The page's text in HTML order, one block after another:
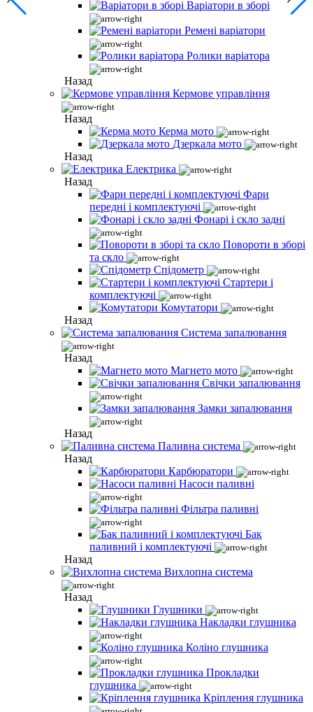
Варіатори в зборі
Ремені варіатори
Ролики варіатора
Назад
Кермове управління
Назад
Керма мото
Дзеркала мото
Назад
Електрика
Назад
Фари
передні і комплектуючі
Фонарі і скло задні
Повороти в зборі
та скло
Спідометр
Стартери і
комплектуючі
Комутатори
Назад
Система запалювання
Назад
Магнето мото
Свічки запалювання
Замки запалювання
Назад
Паливна система
Назад
Карбюратори
Насоси паливні
Фільтра паливні
Бак
паливний і комплектуючі
Назад
Вихлопна система
Назад
Глушники
Накладки глушника
Коліно глушника
Прокладки
глушника
Кріплення глушника